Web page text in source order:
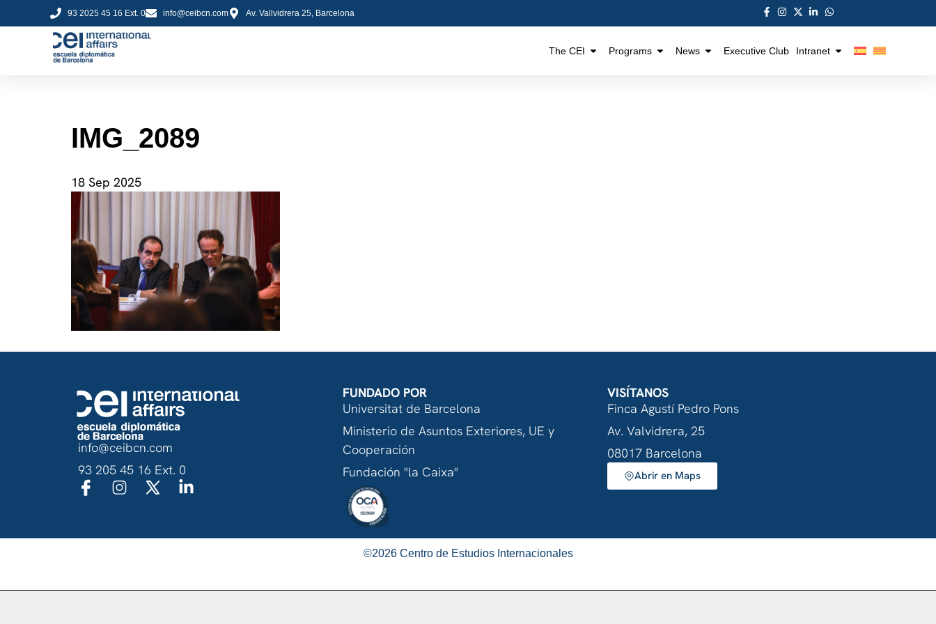
93 2025 45 16 Ext. 0 info@ceibcn.com Av. Vallvidrera 25, Barcelona
The CEI Programs News Executive Club Intranet
IMG_2089
18 Sep 2025
info@ceibcn.com
93 205 45 16 Ext. 0
FUNDADO POR
Universitat de Barcelona
Ministerio de Asuntos Exteriores, UE y
Cooperación
Fundación "la Caixa"
VISÍTANOS
Finca Agustí Pedro Pons
Av. Valvidrera, 25
08017 Barcelona
Abrir en Maps
©2026 Centro de Estudios Internacionales